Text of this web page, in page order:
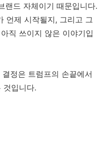
랜드 자체이기 때문입니다.
언제 시작될지, 그리고 그
직 쓰이지 않은 이야기입
정은 트럼프의 손끝에서
것입니다.